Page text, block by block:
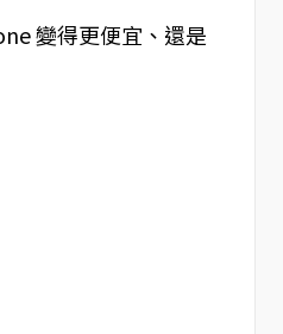
變得更便宜、還是